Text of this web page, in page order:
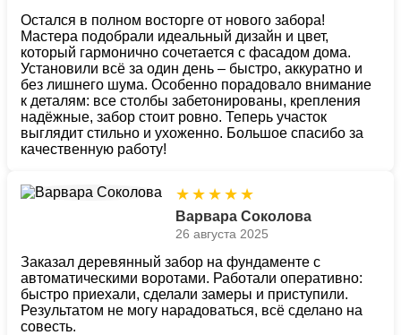
Остался в полном восторге от нового забора!
Мастера подобрали идеальный дизайн и цвет,
который гармонично сочетается с фасадом дома.
Установили всё за один день – быстро, аккуратно и
без лишнего шума. Особенно порадовало внимание
к деталям: все столбы забетонированы, крепления
надёжные, забор стоит ровно. Теперь участок
выглядит стильно и ухоженно. Большое спасибо за
качественную работу!
★ ★ ★ ★ ★
Варвара Соколова
26 августа 2025
Заказал деревянный забор на фундаменте с
автоматическими воротами. Работали оперативно:
быстро приехали, сделали замеры и приступили.
Результатом не могу нарадоваться, всё сделано на
совесть.